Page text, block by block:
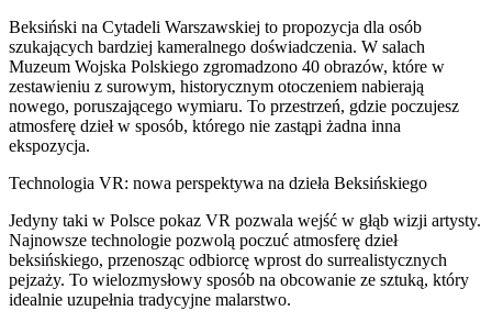
Beksiński na Cytadeli Warszawskiej to propozycja dla osób
szukających bardziej kameralnego doświadczenia. W salach
Muzeum Wojska Polskiego zgromadzono 40 obrazów, które w
zestawieniu z surowym, historycznym otoczeniem nabierają
nowego, poruszającego wymiaru. To przestrzeń, gdzie poczujesz
atmosferę dzieł w sposób, którego nie zastąpi żadna inna
ekspozycja.
Technologia VR: nowa perspektywa na dzieła Beksińskiego
Jedyny taki w Polsce pokaz VR pozwala wejść w głąb wizji artysty.
Najnowsze technologie pozwolą poczuć atmosferę dzieł
beksińskiego, przenosząc odbiorcę wprost do surrealistycznych
pejzaży. To wielozmysłowy sposób na obcowanie ze sztuką, który
idealnie uzupełnia tradycyjne malarstwo.